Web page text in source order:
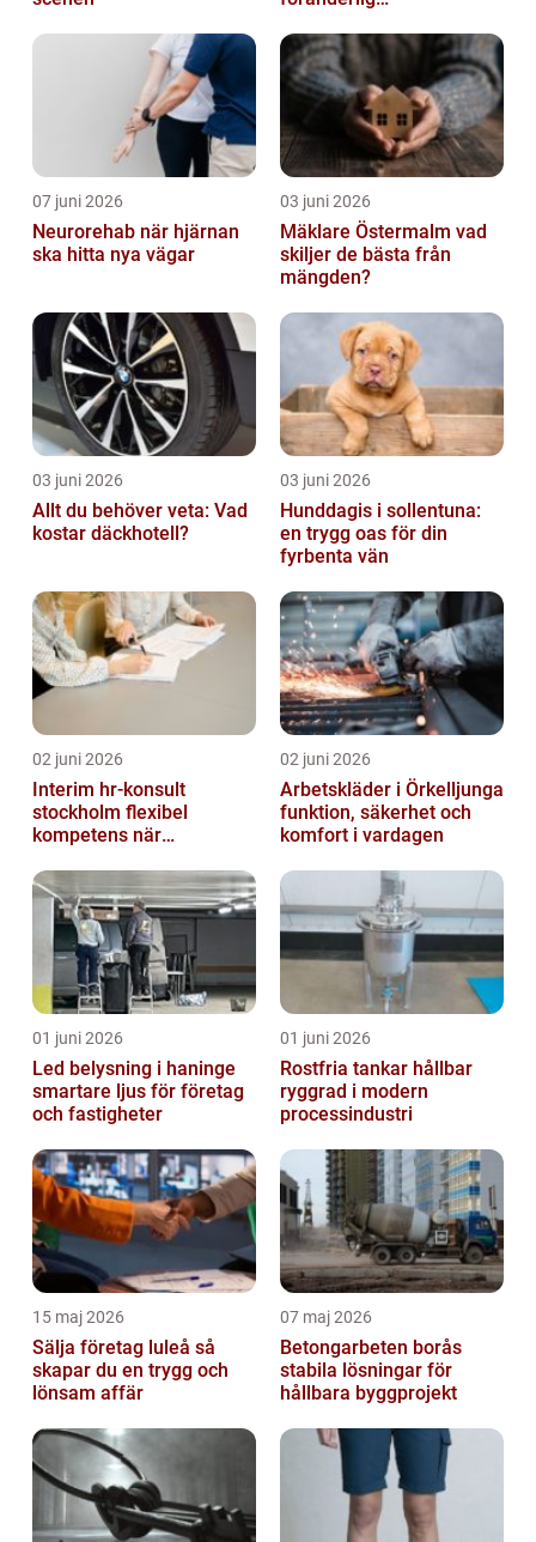
07 juni 2026
Neurorehab när hjärnan
ska hitta nya vägar
03 juni 2026
Mäklare Östermalm vad
skiljer de bästa från
mängden?
03 juni 2026
Allt du behöver veta: Vad
kostar däckhotell?
03 juni 2026
Hunddagis i sollentuna:
en trygg oas för din
fyrbenta vän
02 juni 2026
Interim hr-konsult
stockholm flexibel
kompetens när
02 juni 2026
Arbetskläder i Örkelljunga
funktion, säkerhet och
komfort i vardagen
01 juni 2026
Led belysning i haninge
smartare ljus för företag
och fastigheter
01 juni 2026
Rostfria tankar hållbar
ryggrad i modern
processindustri
15 maj 2026
Sälja företag luleå så
skapar du en trygg och
lönsam affär
07 maj 2026
Betongarbeten borås
stabila lösningar för
hållbara byggprojekt